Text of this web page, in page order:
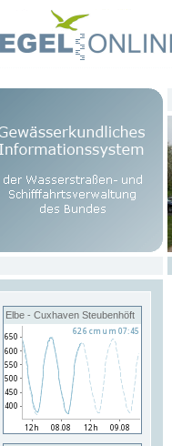
Elbe - Cuxhaven Steubenhöft